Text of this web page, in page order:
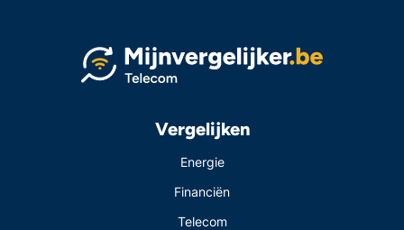
Vergelijken
Energie
Financiën
Telecom